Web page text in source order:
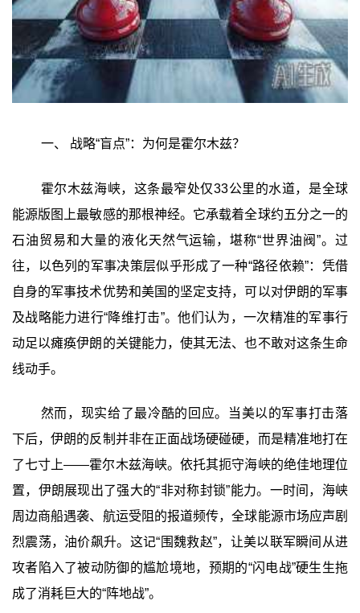
一、 战略“盲点”：为何是霍尔木兹？
霍尔木兹海峡，这条最窄处仅33公里的水道，是全球
能源版图上最敏感的那根神经。它承载着全球约五分之一的
石油贸易和大量的液化天然气运输，堪称“世界油阀”。过
往，以色列的军事决策层似乎形成了一种“路径依赖”：凭借
自身的军事技术优势和美国的坚定支持，可以对伊朗的军事
及战略能力进行“降维打击”。他们认为，一次精准的军事行
动足以瘫痪伊朗的关键能力，使其无法、也不敢对这条生命
线动手。
然而，现实给了最冷酷的回应。当美以的军事打击落
下后，伊朗的反制并非在正面战场硬碰硬，而是精准地打在
了七寸上——霍尔木兹海峡。依托其扼守海峡的绝佳地理位
置，伊朗展现出了强大的“非对称封锁”能力。一时间，海峡
周边商船遇袭、航运受阻的报道频传，全球能源市场应声剧
烈震荡，油价飙升。这记“围魏救赵”，让美以联军瞬间从进
攻者陷入了被动防御的尴尬境地，预期的“闪电战”硬生生拖
成了消耗巨大的“阵地战”。